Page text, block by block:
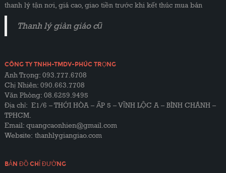
thanh lý tận nơi, giá cao, giao tiền trước khi kết thúc mua bán
Thanh lý giàn giáo cũ
CÔNG TY TNHH-TMDV-PHÚC TRỌNG
Anh Trọng: 093.777.6708
Chị Nhiên: 090.663.7708
Văn Phòng: 08.6259.9495
Địa chỉ: E1/6 – THỚI HÒA – ẤP 5 – VĨNH LỘC A – BÌNH CHÁNH –
TPHCM.
Email: quangcaonhien@gmail.com
Website: thanhlygiangiao.com
BẢN ĐỒ CHỈ ĐƯỜNG